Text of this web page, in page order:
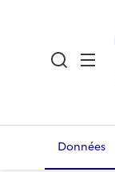
Données